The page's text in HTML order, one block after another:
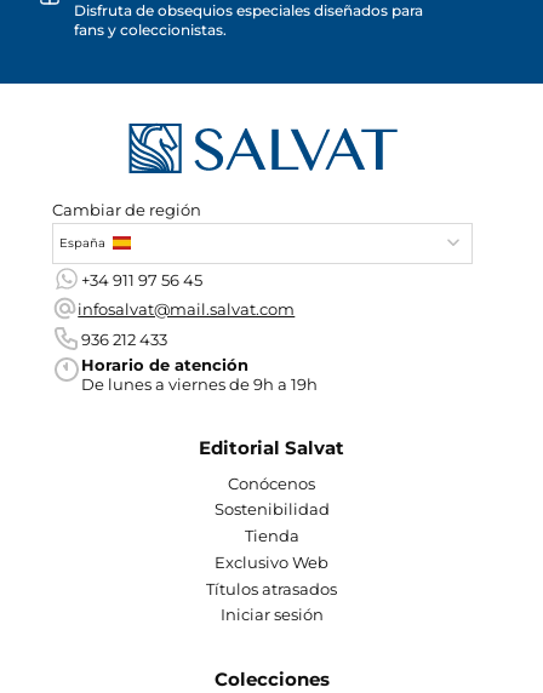
Disfruta de obsequios especiales diseñados para
fans y coleccionistas.
Cambiar de región
España
+34 911 97 56 45
infosalvat@mail.salvat.com
936 212 433
Horario de atención
De lunes a viernes de 9h a 19h
Editorial Salvat
Conócenos
Sostenibilidad
Tienda
Exclusivo Web
Títulos atrasados
Iniciar sesión
Colecciones